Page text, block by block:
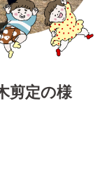
剪定の様